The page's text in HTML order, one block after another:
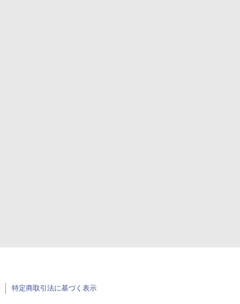
特定商取引法に基づく表示